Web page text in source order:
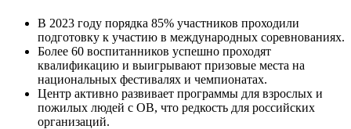
В 2023 году порядка 85% участников проходили
подготовку к участию в международных соревнованиях.
Более 60 воспитанников успешно проходят
квалификацию и выигрывают призовые места на
национальных фестивалях и чемпионатах.
Центр активно развивает программы для взрослых и
пожилых людей с ОВ, что редкость для российских
организаций.